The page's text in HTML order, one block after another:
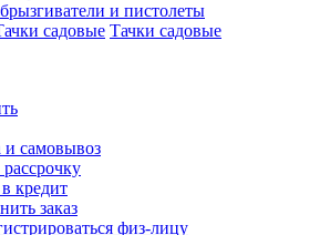
и пистолеты
Тачки садовые
и самовывоз
кредит
заказ
физ-лицу